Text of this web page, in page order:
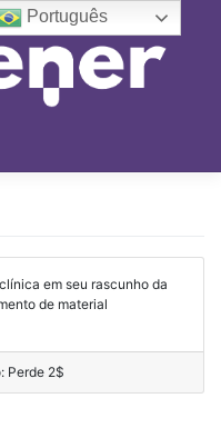
em seu rascunho da
de material
Perde 2$
Português